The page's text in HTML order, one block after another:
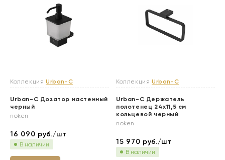
Коллекция Urban-C
Urban-C Дозатор настенный
черный
noken
16 090 руб./шт
В наличии
Коллекция Urban-C
Urban-C Держатель
полотенец 24х11,5 см
кольцевой черный
noken
15 970 руб./шт
В наличии